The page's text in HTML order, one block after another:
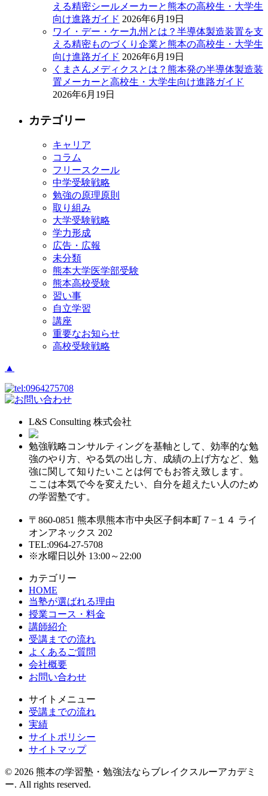
える精密シールメーカーと熊本の高校生・大学生
向け進路ガイド 2026年6月19日
ワイ・デー・ケー九州とは？半導体製造装置を支
える精密ものづくり企業と熊本の高校生・大学生
向け進路ガイド 2026年6月19日
くまさんメディクスとは？熊本発の半導体製造装
置メーカーと高校生・大学生向け進路ガイド
2026年6月19日
カテゴリー
キャリア
コラム
フリースクール
中学受験戦略
勉強の原理原則
取り組み
大学受験戦略
学力形成
広告・広報
未分類
熊本大学医学部受験
熊本高校受験
習い事
自立学習
講座
重要なお知らせ
高校受験戦略
▲
L&S Consulting 株式会社
勉強戦略コンサルティングを基軸として、効率的な勉
強のやり方、やる気の出し方、成績の上げ方など、勉
強に関して知りたいことは何でもお答え致します。
ここは本気で今を変えたい、自分を超えたい人のため
の学習塾です。
〒860-0851 熊本県熊本市中央区子飼本町７−１４ ライ
オンアネックス 202
TEL:0964-27-5708
※水曜日以外 13:00～22:00
カテゴリー
HOME
当塾が選ばれる理由
授業コース・料金
講師紹介
受講までの流れ
よくあるご質問
会社概要
お問い合わせ
サイトメニュー
受講までの流れ
実績
サイトポリシー
サイトマップ
© 2026 熊本の学習塾・勉強法ならブレイクスルーアカデミ
ー. All rights reserved.